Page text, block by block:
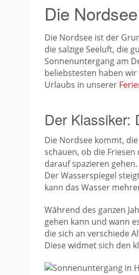
Die
Die Nordsee ist der
die salzige Seeluft, die
Sonnenuntergang am
beliebstesten haben
Urlaubs in unserer
Der Klassiker:
Die Nordsee kommt,
schauen, ob die
darauf spazieren
Der Wasserspiegel
kann das Wasser
Während des ganzen
gehen kann und wann
die sich an verschiede
Diese widmet sich den